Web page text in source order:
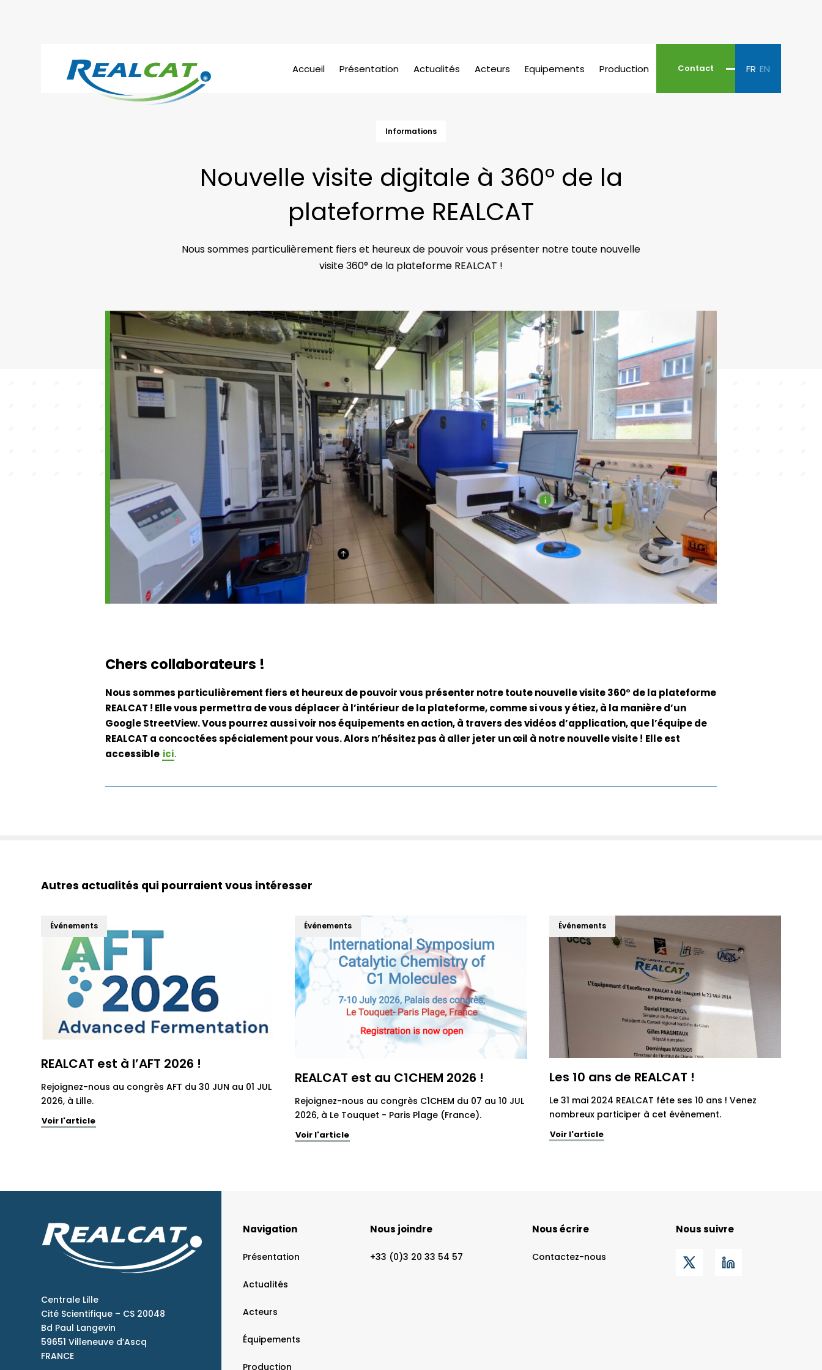
Accueil Présentation Actualités Acteurs Equipements Production Contact FR EN
Informations
Nouvelle visite digitale à 360° de la
plateforme REALCAT
Nous sommes particulièrement fiers et heureux de pouvoir vous présenter notre toute nouvelle
visite 360° de la plateforme REALCAT !
Chers collaborateurs !
Nous sommes particulièrement fiers et heureux de pouvoir vous présenter notre toute nouvelle visite 360° de la plateforme
REALCAT ! Elle vous permettra de vous déplacer à l’intérieur de la plateforme, comme si vous y étiez, à la manière d’un
Google StreetView. Vous pourrez aussi voir nos équipements en action, à travers des vidéos d’application, que l’équipe de
REALCAT a concoctées spécialement pour vous. Alors n’hésitez pas à aller jeter un œil à notre nouvelle visite ! Elle est
accessible ici.
Autres actualités qui pourraient vous intéresser
Événements
REALCAT est à l’AFT 2026 !
Rejoignez-nous au congrès AFT du 30 JUN au 01 JUL
2026, à Lille.
Voir l'article
Événements
REALCAT est au C1CHEM 2026 !
Rejoignez-nous au congrès C1CHEM du 07 au 10 JUL
2026, à Le Touquet - Paris Plage (France).
Voir l'article
Événements
Les 10 ans de REALCAT !
Le 31 mai 2024 REALCAT fête ses 10 ans ! Venez
nombreux participer à cet évènement.
Voir l'article
Centrale Lille
Cité Scientifique – CS 20048
Bd Paul Langevin
59651 Villeneuve d’Ascq
FRANCE
Navigation
Présentation
Actualités
Acteurs
Équipements
Production
Nous joindre
+33 (0)3 20 33 54 57
Nous écrire
Contactez-nous
Nous suivre